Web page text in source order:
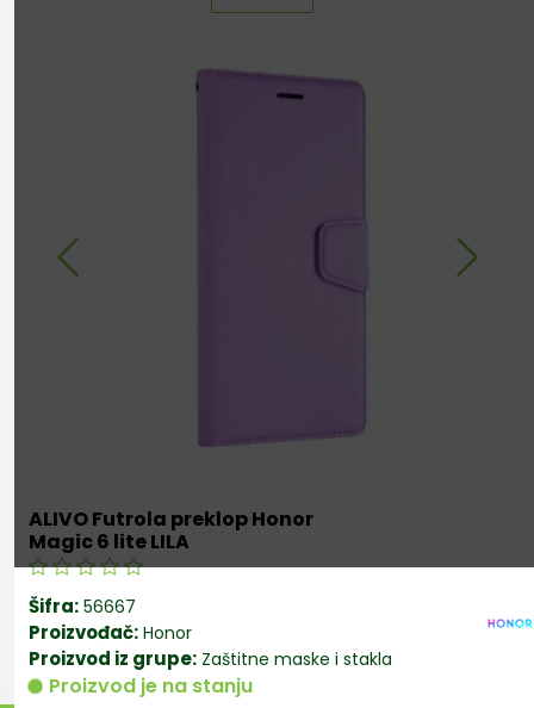
ALIVO Futrola preklop Honor
Magic 6 lite LILA
Šifra: 56667
Proizvođač: Honor
Proizvod iz grupe: Zaštitne maske i stakla
Proizvod je na stanju